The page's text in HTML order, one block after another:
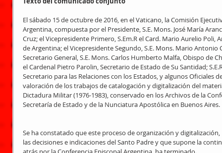
El sábado 15 de octubre de 2016, en el Vaticano, la Comisión
Argentina, compuesta por el Presidente, S.E. Mons. José María
Cruz; el Vicepresidente Primero, S.Em.R el Card. Mario Aurelio
de Argentina; el Vicepresidente Segundo, S.E. Mons. Mario Antonio
Secretario General, S.E. Mons. Carlos Humberto Malfa, Obispo de
el Cardenal Pietro Parolin, Secretario de Estado de Su Santidad;
Secretario para las Relaciones con los Estados, y algunos Oficiales
valoración de los trabajos de catalogación y digitalización del
Dictadura Militar (1976-1983), conservado en los Archivos de la
Secretaría de Estado y de la Nunciatura Apostólica en Buenos Aires.
Se ha constatado que este proceso de organización y
las decisiones e indicaciones del Santo Padre y que supone la